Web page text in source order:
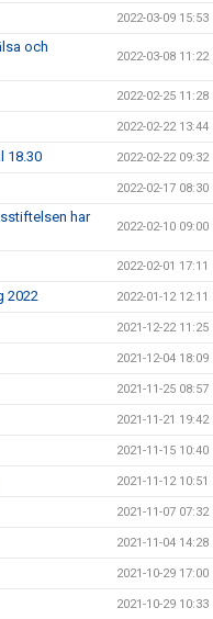
2022-03-09 15:53
och
2022-03-08 11:22
2022-02-25 11:28
2022-02-22 13:44
18.30 2022-02-22 09:32
2022-02-17 08:30
har
2022-02-10 09:00
2022-02-01 17:11
2022 2022-01-12 12:11
2021-12-22 11:25
2021-12-04 18:09
2021-11-25 08:57
2021-11-21 19:42
2021-11-15 10:40
2021-11-12 10:51
2021-11-07 07:32
2021-11-04 14:28
2021-10-29 17:00
2021-10-29 10:33